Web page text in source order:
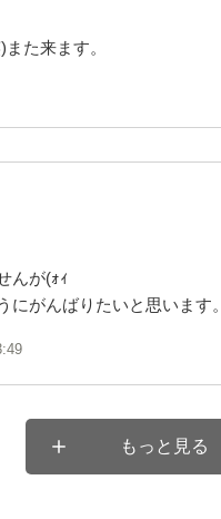
た来ます。
んが(ｫｨ
にがんばりたいと思います。
もっと見る